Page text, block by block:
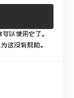
以使用它了。
这没有帮助。